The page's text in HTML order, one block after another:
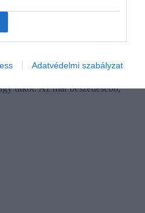
Adatvédelmi szabályzat
lakáspiacon
hogy mit és mekkora
forinttal rendelkező vásárló.
titkot. Az már beszédesebb,